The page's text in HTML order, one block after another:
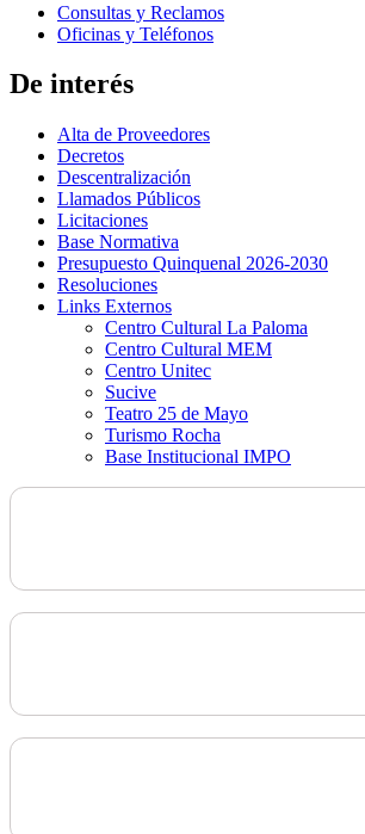
Consultas y Reclamos
Oficinas y Teléfonos
De interés
Alta de Proveedores
Decretos
Descentralización
Llamados Públicos
Licitaciones
Base Normativa
Presupuesto Quinquenal 2026-2030
Resoluciones
Links Externos
Centro Cultural La Paloma
Centro Cultural MEM
Centro Unitec
Sucive
Teatro 25 de Mayo
Turismo Rocha
Base Institucional IMPO